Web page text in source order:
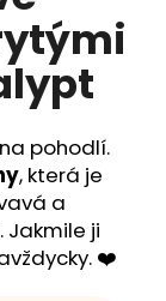
pohodlí.
, která je
a
ji
❤️